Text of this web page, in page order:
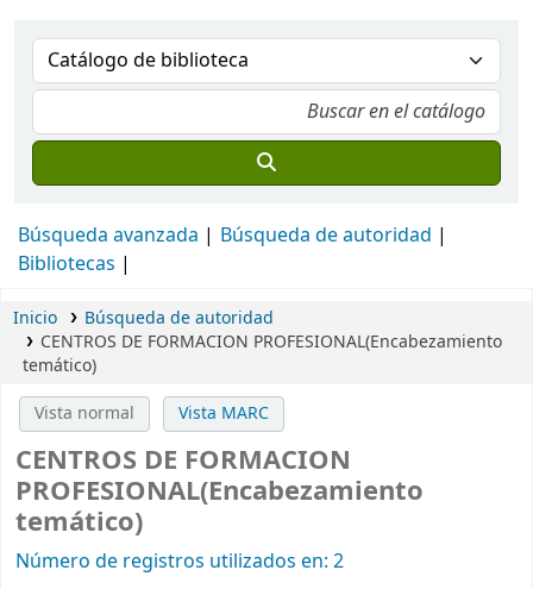
Búsqueda avanzada
Búsqueda de autoridad
Bibliotecas
Inicio
Búsqueda de autoridad
CENTROS DE FORMACION PROFESIONAL(Encabezamiento
temático)
Vista normal Vista MARC
CENTROS DE FORMACION
PROFESIONAL(Encabezamiento
temático)
Número de registros utilizados en: 2